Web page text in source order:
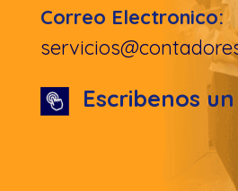
Correo Electronico:
Escribenos